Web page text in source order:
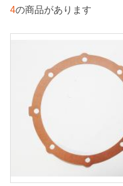
4の商品があります